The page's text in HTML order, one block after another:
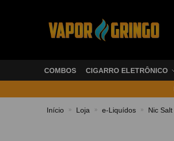
COMBOS CIGARRO ELETRÔNICO
Início » Loja » e-Liquídos » Nic Salt